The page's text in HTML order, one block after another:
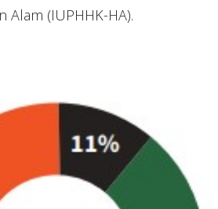
Alam (IUPHHK-HA).